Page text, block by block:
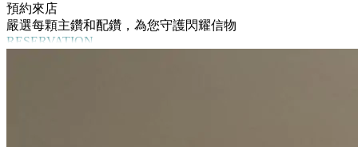
預約來店
嚴選每顆主鑽和配鑽，為您守護閃耀信物
RESERVATION